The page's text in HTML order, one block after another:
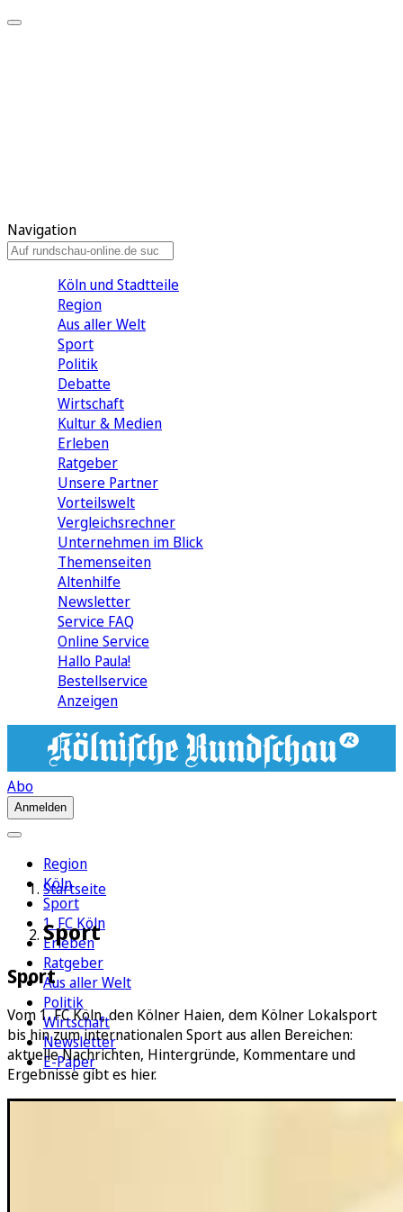
Navigation
Köln und Stadtteile
Region
Aus aller Welt
Sport
Politik
Debatte
Wirtschaft
Kultur & Medien
Erleben
Ratgeber
Unsere Partner
Vorteilswelt
Vergleichsrechner
Unternehmen im Blick
Themenseiten
Altenhilfe
Newsletter
Service FAQ
Online Service
Hallo Paula!
Bestellservice
Anzeigen
Abo
Anmelden
Region
Köln
Sport
1. FC Köln
Erleben
Ratgeber
Aus aller Welt
Politik
Wirtschaft
Newsletter
E-Paper
Startseite
Sport
Sport
Vom 1. FC Köln, den Kölner Haien, dem Kölner Lokalsport
bis hin zum internationalen Sport aus allen Bereichen:
aktuelle Nachrichten, Hintergründe, Kommentare und
Ergebnisse gibt es hier.